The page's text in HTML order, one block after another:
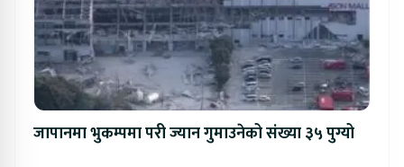
जापानमा भुकम्पमा परी ज्यान गुमाउनेको संख्या ३५ पुग्यो